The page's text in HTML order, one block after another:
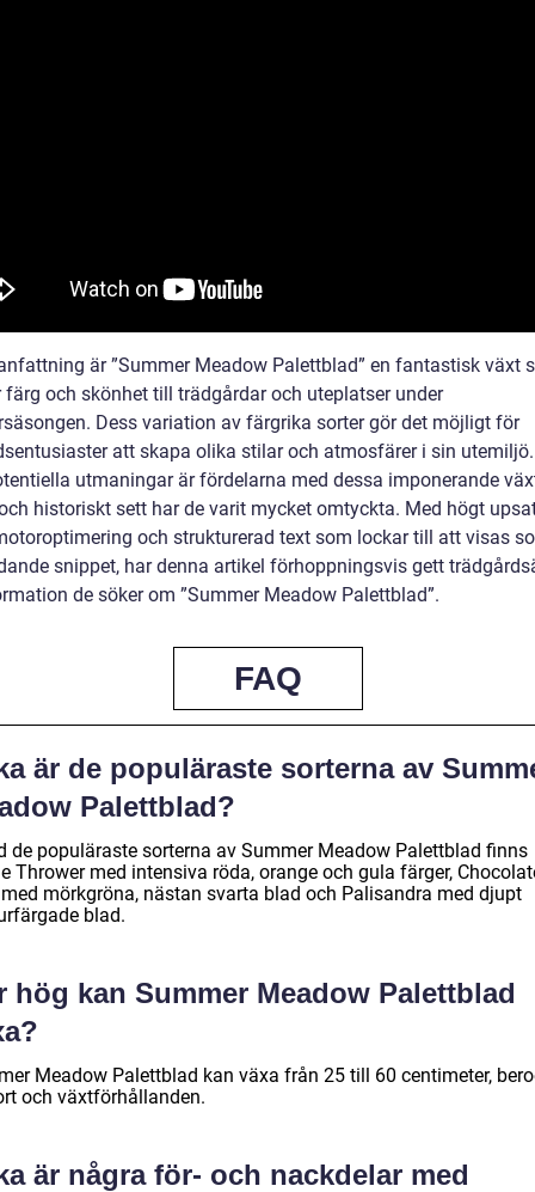
är ”Summer Meadow Palettblad” en fantastisk växt
färg och skönhet till trädgårdar och uteplatser under
Dess variation av färgrika sorter gör det möjligt för
att skapa olika stilar och atmosfärer i sin
utmaningar är fördelarna med dessa imponerande
historiskt sett har de varit mycket omtyckta. Med högt
och strukturerad text som lockar till att visas
snippet, har denna artikel förhoppningsvis gett
de söker om ”Summer Meadow Palettblad”.
FAQ
är de populäraste sorterna av
Palettblad?
de populäraste sorterna av Summer Meadow Palettblad finns
Thrower med intensiva röda, orange och gula färger,
mörkgröna, nästan svarta blad och Palisandra med djupt
blad.
hög kan Summer Meadow Palettblad
Meadow Palettblad kan växa från 25 till 60 centimeter,
och växtförhållanden.
är några för- och nackdelar med